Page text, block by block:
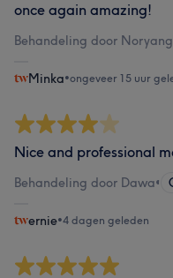
once again amazing!
Behandeling door Noryang
Minka•ongeveer 15 uur
Nice and professional
Behandeling door Dawa•
ernie•4 dagen geleden